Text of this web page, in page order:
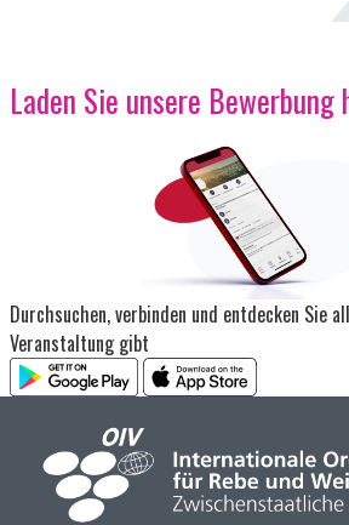
Laden Sie unsere Bewerbung
Durchsuchen, verbinden und entdecken Sie
Veranstaltung gibt